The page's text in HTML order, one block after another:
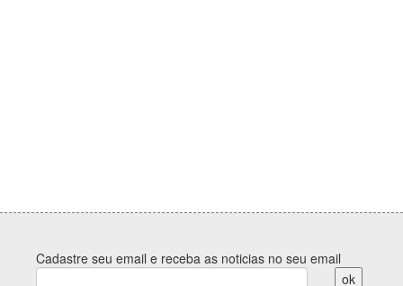
Cadastre seu email e receba as noticias no seu email